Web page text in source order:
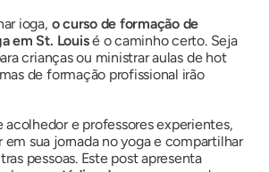
ioga, o curso de formação de
em St. Louisé o caminho certo. Seja
crianças ou ministrar aulas de hot
de formação profissional irão
e professores experientes,
em sua jornada no yoga e compartilhar
pessoas. Este post apresenta